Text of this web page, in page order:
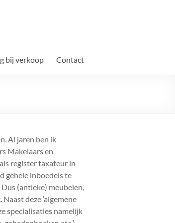
bij verkoop Contact
Al jaren ben ik
Makelaars en
register taxateur in
gehele inboedels te
(antieke) meubelen,
deze ‘algemene
specialisaties namelijk